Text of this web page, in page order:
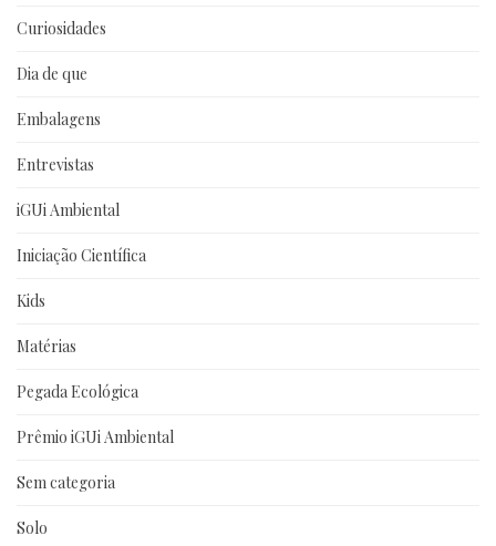
Curiosidades
Dia de que
Embalagens
Entrevistas
iGUi Ambiental
Iniciação Científica
Kids
Matérias
Pegada Ecológica
Prêmio iGUi Ambiental
Sem categoria
Solo